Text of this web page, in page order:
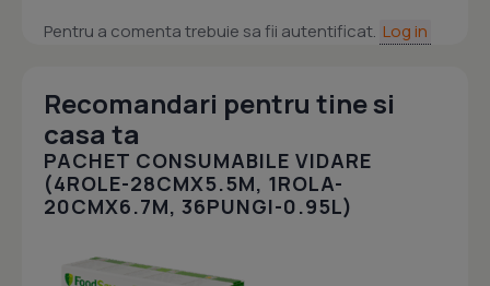
Pentru a comenta trebuie sa fii autentificat. Log in
Recomandari pentru tine si
casa ta
PACHET CONSUMABILE VIDARE
(4ROLE-28CMX5.5M, 1ROLA-
20CMX6.7M, 36PUNGI-0.95L)